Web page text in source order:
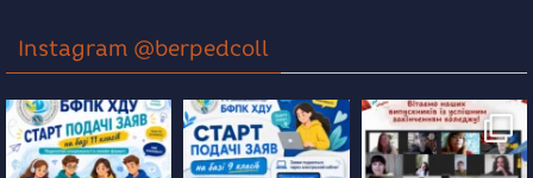
Instagram @berpedcoll